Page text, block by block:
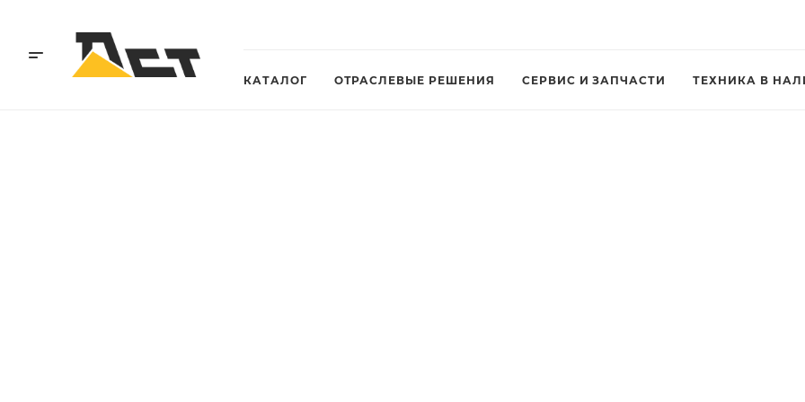
КАТАЛОГ ОТРАСЛЕВЫЕ РЕШЕНИЯ СЕРВИС И ЗАПЧАСТИ ТЕХНИКА В